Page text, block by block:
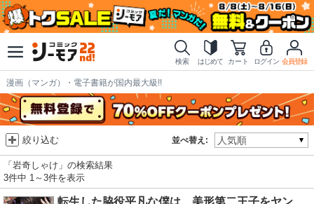
検索 はじめて カート ログイン 会員登録
漫画（マンガ）・電子書籍が国内最大級!!
並べ替え:
絞り込む
「岩奇しゃけ」の検索結果
3件中 1～3件を表示